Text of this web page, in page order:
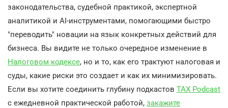
законодательства, судебной практикой, экспертной
аналитикой и AI-инструментами, помогающими быстро
"переводить" новации на язык конкретных действий для
бизнеса. Вы видите не только очередное изменение в
Налоговом кодексе, но и то, как его трактуют налоговая и
суды, какие риски это создает и как их минимизировать.
Если вы хотите соединить глубину подкастов TAX Podcast
с ежедневной практической работой, закажите